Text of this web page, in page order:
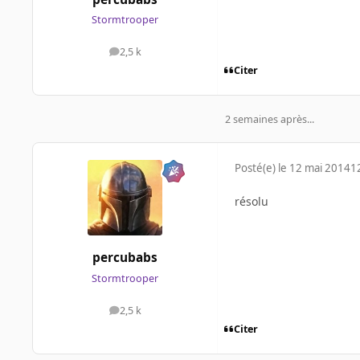
Stormtrooper
2,5 k
messages
Citer
2 semaines après...
percubabs
Stormtrooper
2,5 k
messages
Posté(e) le 12 mai 2014
résolu
Citer